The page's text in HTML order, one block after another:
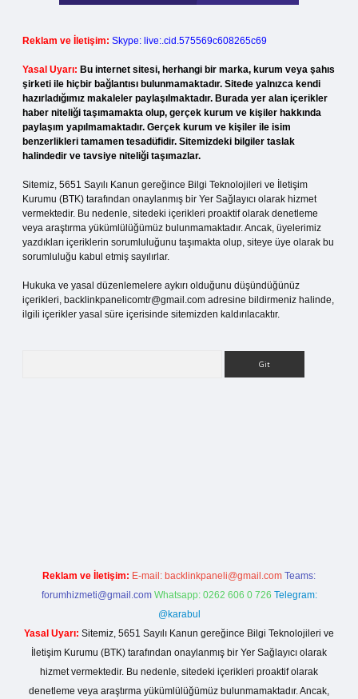
Reklam ve İletişim: Skype: live:.cid.575569c608265c69
Yasal Uyarı: Bu internet sitesi, herhangi bir marka, kurum veya şahıs
şirketi ile hiçbir bağlantısı bulunmamaktadır. Sitede yalnızca kendi
hazırladığımız makaleler paylaşılmaktadır. Burada yer alan içerikler
haber niteliği taşımamakta olup, gerçek kurum ve kişiler hakkında
paylaşım yapılmamaktadır. Gerçek kurum ve kişiler ile isim
benzerlikleri tamamen tesadüfidir. Sitemizdeki bilgiler taslak
halindedir ve tavsiye niteliği taşımazlar.
Sitemiz, 5651 Sayılı Kanun gereğince Bilgi Teknolojileri ve İletişim
Kurumu (BTK) tarafından onaylanmış bir Yer Sağlayıcı olarak hizmet
vermektedir. Bu nedenle, sitedeki içerikleri proaktif olarak denetleme
veya araştırma yükümlülüğümüz bulunmamaktadır. Ancak, üyelerimiz
yazdıkları içeriklerin sorumluluğunu taşımakta olup, siteye üye olarak bu
sorumluluğu kabul etmiş sayılırlar.
Hukuka ve yasal düzenlemelere aykırı olduğunu düşündüğünüz
içerikleri, backlinkpanelicomtr@gmail.com adresine bildirmeniz halinde,
ilgili içerikler yasal süre içerisinde sitemizden kaldırılacaktır.
Reklam ve İletişim: E-mail: backlinkpaneli@gmail.com Teams:
forumhizmeti@gmail.com Whatsapp: 0262 606 0 726 Telegram:
@karabul
Yasal Uyarı: Sitemiz, 5651 Sayılı Kanun gereğince Bilgi Teknolojileri ve
İletişim Kurumu (BTK) tarafından onaylanmış bir Yer Sağlayıcı olarak
hizmet vermektedir. Bu nedenle, sitedeki içerikleri proaktif olarak
denetleme veya araştırma yükümlülüğümüz bulunmamaktadır. Ancak,